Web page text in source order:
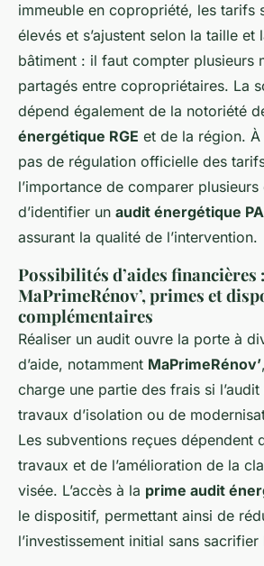
immeuble en copropriété, les tarifs
élevés et s’ajustent selon la taille
bâtiment : il faut compter plusieurs
partagés entre copropriétaires. La
dépend également de la notoriété
énergétique RGE et de la région. À
pas de régulation officielle des
l’importance de comparer
d’identifier un audit énergétique
assurant la qualité de l’intervention.
Possibilités d’aides financières :
MaPrimeRénov’, primes et
complémentaires
Réaliser un audit ouvre la porte à
d’aide, notamment MaPrimeRénov’
charge une partie des frais si
travaux d’isolation ou de
Les subventions reçues dépendent
travaux et de l’amélioration de la
visée. L’accès à la prime audit
le dispositif, permettant ainsi de
l’investissement initial sans sacrifier